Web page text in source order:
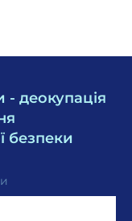
деокупація
безпеки